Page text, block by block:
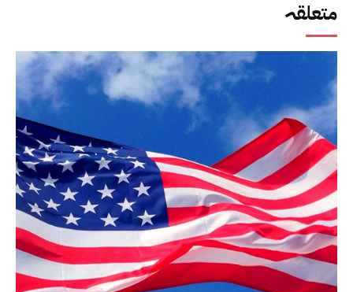
متعلقہ